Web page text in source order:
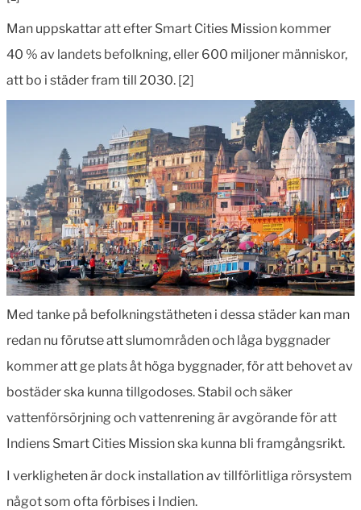
Man uppskattar att efter Smart Cities Mission kommer
40 % av landets befolkning, eller 600 miljoner människor,
att bo i städer fram till 2030. [2]
Med tanke på befolkningstätheten i dessa städer kan man
redan nu förutse att slumområden och låga byggnader
kommer att ge plats åt höga byggnader, för att behovet av
bostäder ska kunna tillgodoses. Stabil och säker
vattenförsörjning och vattenrening är avgörande för att
Indiens Smart Cities Mission ska kunna bli framgångsrikt.
I verkligheten är dock installation av tillförlitliga rörsystem
något som ofta förbises i Indien.